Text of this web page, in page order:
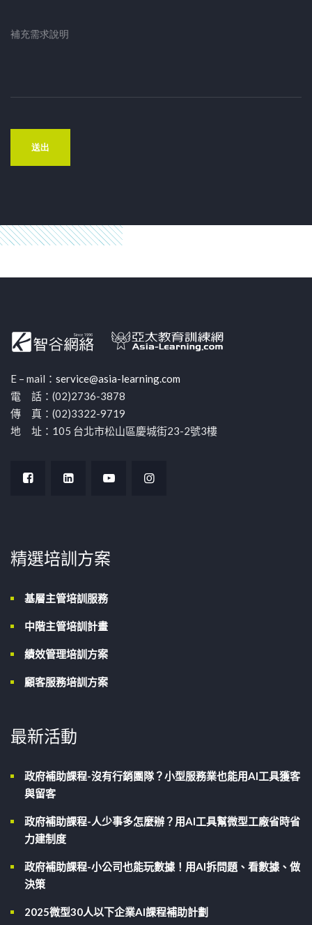
E – mail： service@asia-learning.com
電 話：(02)2736-3878
傳 真：(02)3322-9719
地 址：105 台北市松山區慶城街23-2號3樓
精選培訓方案
基層主管培訓服務
中階主管培訓計畫
績效管理培訓方案
顧客服務培訓方案
最新活動
政府補助課程-沒有行銷團隊？小型服務業也能用AI工具獲客
與留客
政府補助課程-人少事多怎麼辦？用AI工具幫微型工廠省時省
力建制度
政府補助課程-小公司也能玩數據！用AI拆問題、看數據、做
決策
2025微型30人以下企業AI課程補助計劃